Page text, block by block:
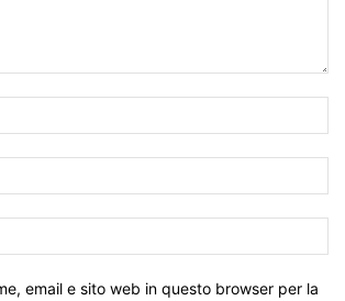
email e sito web in questo browser per la